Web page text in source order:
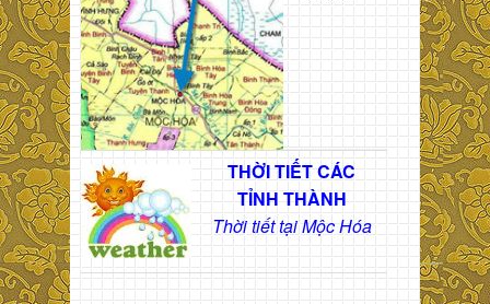
THỜI TIẾT CÁC
TỈNH THÀNH
Thời tiết tại Mộc Hóa